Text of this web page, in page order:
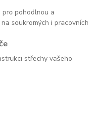
pohodlnou a
soukromých i pracovních
střechy vašeho